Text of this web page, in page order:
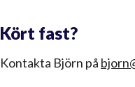
Kört fast?
Kontakta Björn på